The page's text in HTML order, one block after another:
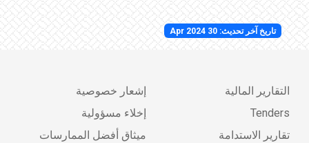
تاريخ آخر تحديث: 30 Apr 2024
التقارير المالية
Tenders
تقارير الاستدامة
إشعار خصوصية
إخلاء مسؤولية
ميثاق أفضل الممارسات